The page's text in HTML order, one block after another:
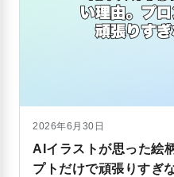
2026年6月30日
AIイラストが思った絵
プトだけで頑張りすぎ